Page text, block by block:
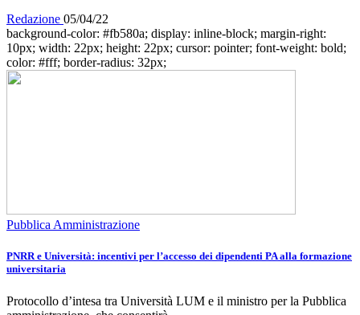
Redazione 05/04/22
background-color: #fb580a; display: inline-block; margin-right:
10px; width: 22px; height: 22px; cursor: pointer; font-weight: bold;
color: #fff; border-radius: 32px;
Pubblica Amministrazione
PNRR e Università: incentivi per l’accesso dei dipendenti PA alla formazione
universitaria
Protocollo d’intesa tra Università LUM e il ministro per la Pubblica